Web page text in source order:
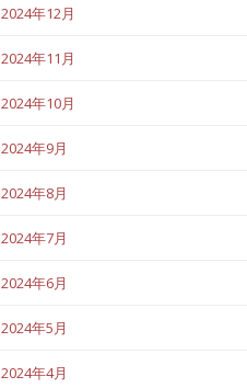
2024年12月
2024年11月
2024年10月
2024年9月
2024年8月
2024年7月
2024年6月
2024年5月
2024年4月